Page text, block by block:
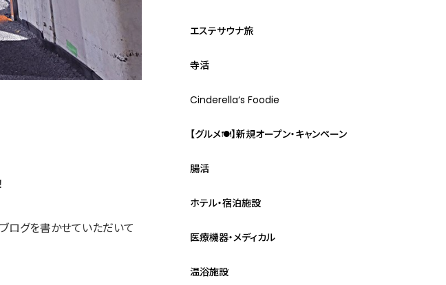
ログを書かせていただいて
エステサウナ旅
寺活
Cinderella‘s Foodie
【グルメ🍽】新規オープン・キャンペーン
腸活
ホテル・宿泊施設
医療機器・メディカル
温浴施設